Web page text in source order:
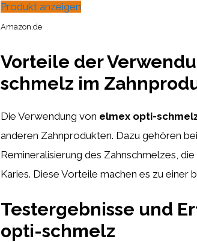
Produkt anzeigen
Amazon.de
Vorteile der
schmelz im
Die Verwendung von elmex opti-
anderen Zahnprodukten. Dazu gehören
Remineralisierung des Zahnschmelzes,
Karies. Diese Vorteile machen es zu einer
Testergebnisse und
opti-schmelz